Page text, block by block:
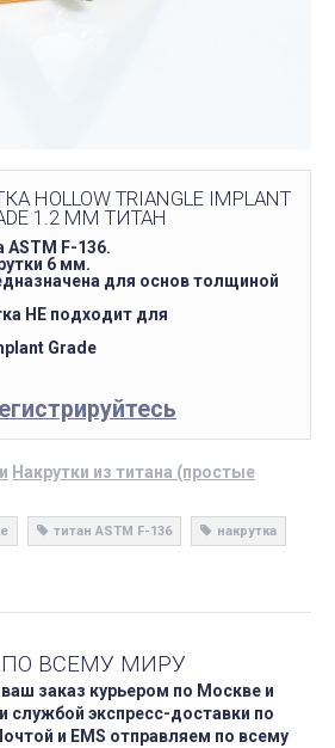
HOLLOW TRIANGLE IMPLANT
1.2 ММ ТИТАН
ASTM F-136.
6 мм.
для основ толщиной
НЕ подходит для
Grade
Накрутки из титана (простые
титан ASTM F-136 накрутка
ВСЕМУ МИРУ
заказ курьером по Москве и
службой экспресс-доставки по
и EMS отправляем по всему